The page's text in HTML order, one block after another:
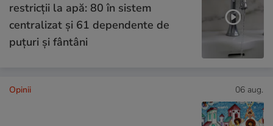
restricții la apă: 80 în sistem
centralizat și 61 dependente de
puțuri și fântâni
Opinii 06 aug.